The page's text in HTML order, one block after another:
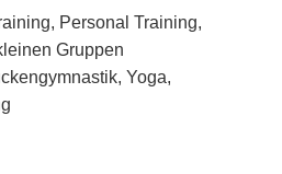
Personal Training,
Gruppen
Yoga,